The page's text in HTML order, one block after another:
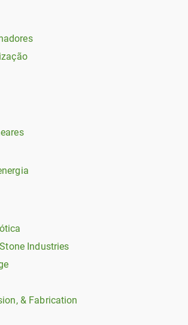
Industries
& Fabrication